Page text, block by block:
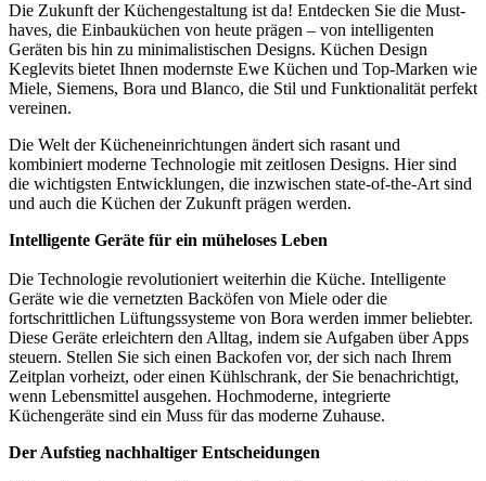
Die Zukunft der Küchengestaltung ist da! Entdecken Sie die Must-
haves, die Einbauküchen von heute prägen – von intelligenten
Geräten bis hin zu minimalistischen Designs. Küchen Design
Keglevits bietet Ihnen modernste Ewe Küchen und Top-Marken wie
Miele, Siemens, Bora und Blanco, die Stil und Funktionalität perfekt
vereinen.
Die Welt der Kücheneinrichtungen ändert sich rasant und
kombiniert moderne Technologie mit zeitlosen Designs. Hier sind
die wichtigsten Entwicklungen, die inzwischen state-of-the-Art sind
und auch die Küchen der Zukunft prägen werden.
Intelligente Geräte für ein müheloses Leben
Die Technologie revolutioniert weiterhin die Küche. Intelligente
Geräte wie die vernetzten Backöfen von Miele oder die
fortschrittlichen Lüftungssysteme von Bora werden immer beliebter.
Diese Geräte erleichtern den Alltag, indem sie Aufgaben über Apps
steuern. Stellen Sie sich einen Backofen vor, der sich nach Ihrem
Zeitplan vorheizt, oder einen Kühlschrank, der Sie benachrichtigt,
wenn Lebensmittel ausgehen. Hochmoderne, integrierte
Küchengeräte sind ein Muss für das moderne Zuhause.
Der Aufstieg nachhaltiger Entscheidungen